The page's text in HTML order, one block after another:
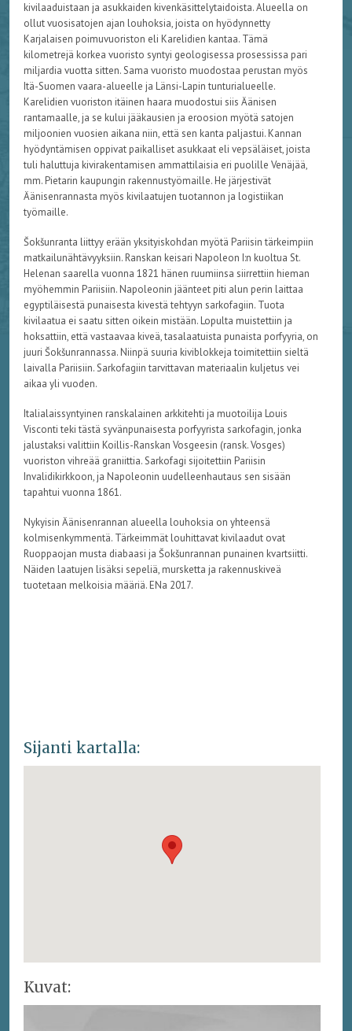
kivilaaduistaan ja asukkaiden kivenkäsittelytaidoista. Alueella on
ollut vuosisatojen ajan louhoksia, joista on hyödynnetty
Karjalaisen poimuvuoriston eli Karelidien kantaa. Tämä
kilometrejä korkea vuoristo syntyi geologisessa prosessissa pari
miljardia vuotta sitten. Sama vuoristo muodostaa perustan myös
Itä-Suomen vaara-alueelle ja Länsi-Lapin tunturialueelle.
Karelidien vuoriston itäinen haara muodostui siis Äänisen
rantamaalle, ja se kului jääkausien ja eroosion myötä satojen
miljoonien vuosien aikana niin, että sen kanta paljastui. Kannan
hyödyntämisen oppivat paikalliset asukkaat eli vepsäläiset, joista
tuli haluttuja kivirakentamisen ammattilaisia eri puolille Venäjää,
mm. Pietarin kaupungin rakennustyömaille. He järjestivät
Äänisenrannasta myös kivilaatujen tuotannon ja logistiikan
työmaille.
Šokšunranta liittyy erään yksityiskohdan myötä Pariisin tärkeimpiin
matkailunähtävyyksiin. Ranskan keisari Napoleon I:n kuoltua St.
Helenan saarella vuonna 1821 hänen ruumiinsa siirrettiin hieman
myöhemmin Pariisiin. Napoleonin jäänteet piti alun perin laittaa
egyptiläisestä punaisesta kivestä tehtyyn sarkofagiin. Tuota
kivilaatua ei saatu sitten oikein mistään. Lopulta muistettiin ja
hoksattiin, että vastaavaa kiveä, tasalaatuista punaista porfyyria, on
juuri Šokšunrannassa. Niinpä suuria kiviblokkeja toimitettiin sieltä
laivalla Pariisiin. Sarkofagiin tarvittavan materiaalin kuljetus vei
aikaa yli vuoden.
Italialaissyntyinen ranskalainen arkkitehti ja muotoilija Louis
Visconti teki tästä syvänpunaisesta porfyyrista sarkofagin, jonka
jalustaksi valittiin Koillis-Ranskan Vosgeesin (ransk. Vosges)
vuoriston vihreää graniittia. Sarkofagi sijoitettiin Pariisin
Invalidikirkkoon, ja Napoleonin uudelleenhautaus sen sisään
tapahtui vuonna 1861.
Nykyisin Äänisenrannan alueella louhoksia on yhteensä
kolmisenkymmentä. Tärkeimmät louhittavat kivilaadut ovat
Ruoppaojan musta diabaasi ja Šokšunrannan punainen kvartsiitti.
Näiden laatujen lisäksi sepeliä, mursketta ja rakennuskiveä
tuotetaan melkoisia määriä. ENa 2017.
Sijanti kartalla:
Kuvat: